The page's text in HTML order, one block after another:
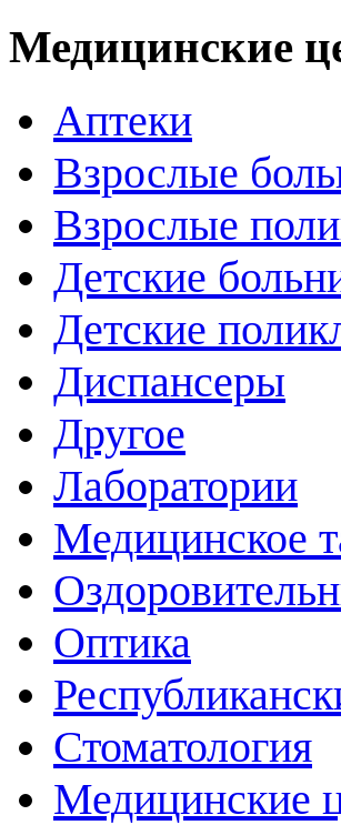
Медицинские
Аптеки
Взрослые
Взрослые
Детские
Детские
Диспансеры
Другое
Лаборатории
Медицинское
Оптика
Стоматология
Медицинские